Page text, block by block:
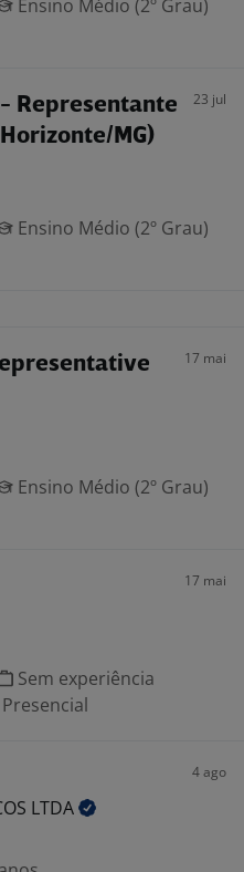
Ensino Médio (2º Grau)
Representante
MG)
23 jul
Ensino Médio (2º Grau)
17 mai
Ensino Médio (2º Grau)
17 mai
Sem experiência
Presencial
4 ago
LTDA